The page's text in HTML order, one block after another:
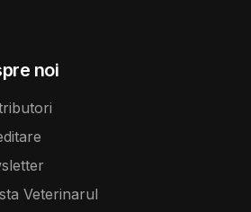
noi
Veterinarul